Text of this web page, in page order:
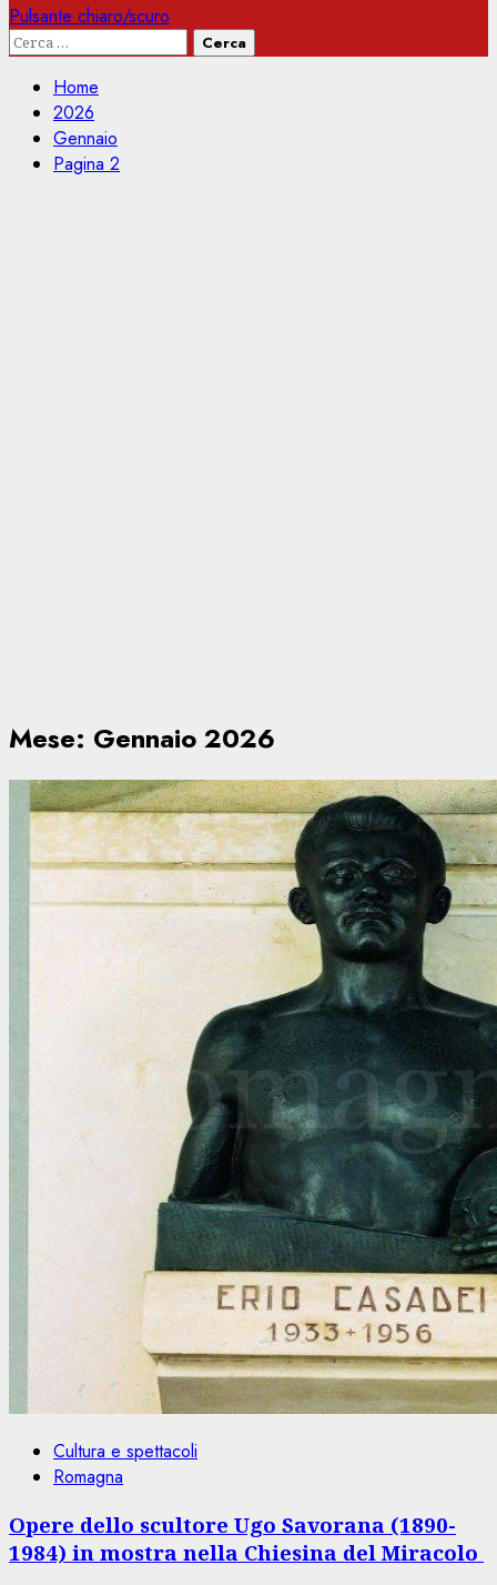
Pulsante chiaro/scuro
Ricerca
Home
2026
Gennaio
Pagina 2
Mese: Gennaio 2026
Cultura e spettacoli
Romagna
Opere dello scultore Ugo Savorana (1890-
1984) in mostra nella Chiesina del Miracolo